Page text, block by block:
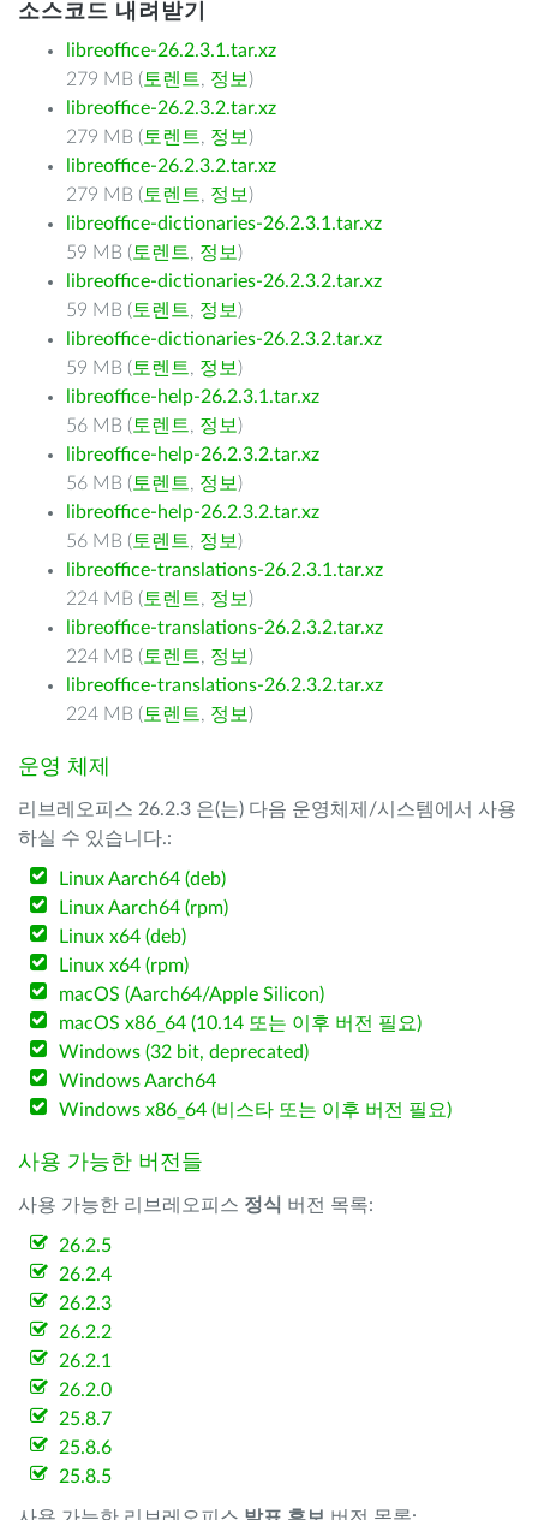
소스코드 내려받기
libreoffice-26.2.3.1.tar.xz
279 MB ( 토렌트, 정보 )
libreoffice-26.2.3.2.tar.xz
279 MB ( 토렌트, 정보 )
libreoffice-26.2.3.2.tar.xz
279 MB ( 토렌트, 정보 )
libreoffice-dictionaries-26.2.3.1.tar.xz
59 MB ( 토렌트, 정보 )
libreoffice-dictionaries-26.2.3.2.tar.xz
59 MB ( 토렌트, 정보 )
libreoffice-dictionaries-26.2.3.2.tar.xz
59 MB ( 토렌트, 정보 )
libreoffice-help-26.2.3.1.tar.xz
56 MB ( 토렌트, 정보 )
libreoffice-help-26.2.3.2.tar.xz
56 MB ( 토렌트, 정보 )
libreoffice-help-26.2.3.2.tar.xz
56 MB ( 토렌트, 정보 )
libreoffice-translations-26.2.3.1.tar.xz
224 MB ( 토렌트, 정보 )
libreoffice-translations-26.2.3.2.tar.xz
224 MB ( 토렌트, 정보 )
libreoffice-translations-26.2.3.2.tar.xz
224 MB ( 토렌트, 정보 )
운영 체제
리브레오피스 26.2.3 은(는) 다음 운영체제/시스템에서 사용
하실 수 있습니다.:
Linux Aarch64 (deb)
Linux Aarch64 (rpm)
Linux x64 (deb)
Linux x64 (rpm)
macOS (Aarch64/Apple Silicon)
macOS x86_64 (10.14 또는 이후 버전 필요)
Windows (32 bit, deprecated)
Windows Aarch64
Windows x86_64 (비스타 또는 이후 버전 필요)
사용 가능한 버전들
사용 가능한 리브레오피스 정식 버전 목록:
26.2.5
26.2.4
26.2.3
26.2.2
26.2.1
26.2.0
25.8.7
25.8.6
25.8.5